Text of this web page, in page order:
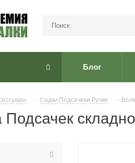
Блог
- Садки,Подсачеки,Ручки -